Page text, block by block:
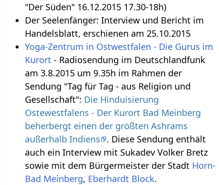
"Der Süden" 16.12.2015 17.30-18h)
Der Seelenfänger: Interview und Bericht im
Handelsblatt, erschienen am 25.10.2015
Yoga-Zentrum in Ostwestfalen - Die Gurus im
Kurort - Radiosendung im Deutschlandfunk
am 3.8.2015 um 9.35h im Rahmen der
Sendung "Tag für Tag - aus Religion und
Gesellschaft": Die Hinduisierung
Ostewestfalens - Der Kurort Bad Meinberg
beherbergt einen der größten Ashrams
außerhalb Indiens
. Diese Sendung enthält
auch ein Interview mit Sukadev Volker Bretz
sowie mit dem Bürgermeister der Stadt Horn-
Bad Meinberg, Eberhardt Block.